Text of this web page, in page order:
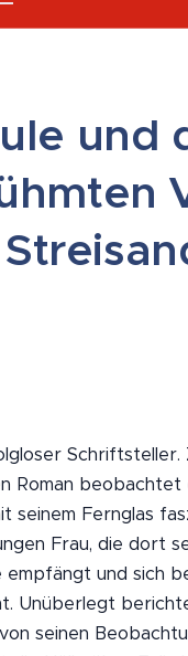
und
Schriftsteller.
Roman beobachtet
seinem Fernglas
Frau, die dort
empfängt und sich
Unüberlegt
seinen